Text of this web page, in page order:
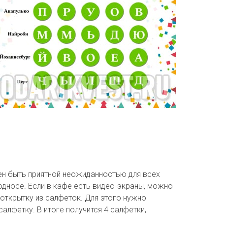
быть приятной неожиданностью для всех
Если в кафе есть видео-экраны, можно
из салфеток. Для этого нужно
В итоге получится 4 салфетки,